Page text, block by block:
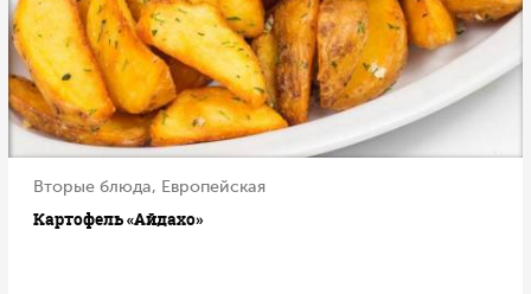
Вторые блюда, Европейская
Картофель «Айдахо»